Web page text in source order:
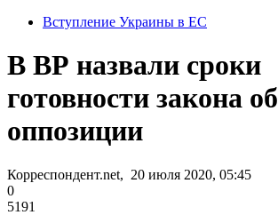
Вступление Украины в ЕС
В ВР назвали сроки
готовности закона об
оппозиции
Корреспондент.net, 20 июля 2020, 05:45
0
5191